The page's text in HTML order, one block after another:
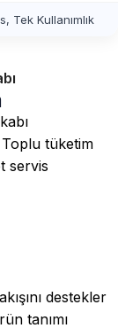
Tek Kullanımlık
tüketim
servis
destekler
tanımı